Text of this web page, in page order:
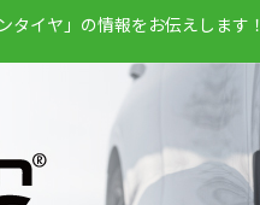
タイヤ」の情報をお伝えします！